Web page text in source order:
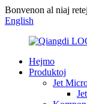
Bonvenon al niaj
English
Hejmo
Produktoj
Jet